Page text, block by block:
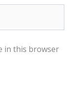
in this browser